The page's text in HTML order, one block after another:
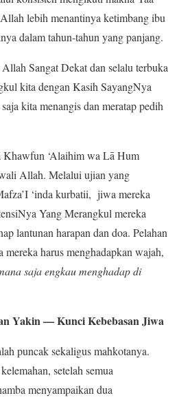
lebih menantinya ketimbang ibu
dalam tahun-tahun yang panjang.
Sangat Dekat dan selalu terbuka
kita dengan Kasih SayangNya
kita menangis dan meratap pedih
‘Alaihim wa Lā Hum
Allah. Melalui ujian yang
‘inda kurbatii, jiwa mereka
Yang Merangkul mereka
lantunan harapan dan doa. Pelahan
mereka harus menghadapkan wajah,
saja engkau menghadap di
Yakin — Kunci Kebebasan Jiwa
puncak sekaligus mahkotanya.
setelah semua
menyampaikan dua